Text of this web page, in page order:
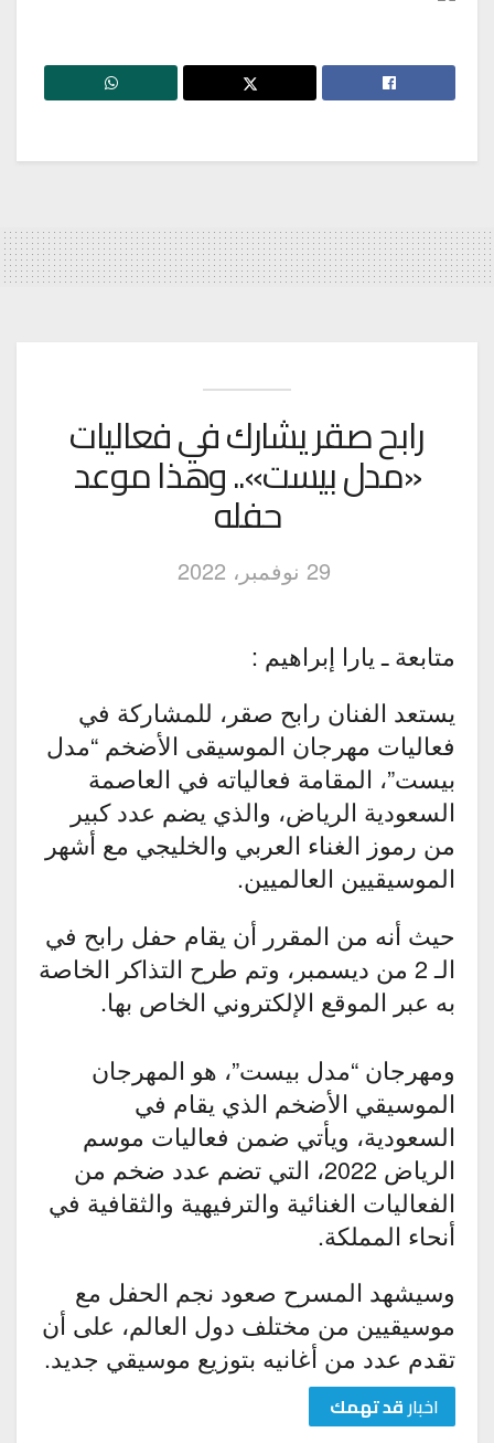
رابح صقر يشارك في فعاليات
«مدل بيست».. وهذا موعد
حفله
29 نوفمبر، 2022
متابعة ـ يارا إبراهيم :
يستعد الفنان رابح صقر، للمشاركة في
فعاليات مهرجان الموسيقى الأضخم “مدل
بيست”، المقامة فعالياته في العاصمة
السعودية الرياض، والذي يضم عدد كبير
من رموز الغناء العربي والخليجي مع أشهر
الموسيقيين العالميين.
حيث أنه من المقرر أن يقام حفل رابح في
الـ 2 من ديسمبر، وتم طرح التذاكر الخاصة
به عبر الموقع الإلكتروني الخاص بها.
ومهرجان “مدل بيست”، هو المهرجان
الموسيقي الأضخم الذي يقام في
السعودية، ويأتي ضمن فعاليات موسم
الرياض 2022، التي تضم عدد ضخم من
الفعاليات الغنائية والترفيهية والثقافية في
أنحاء المملكة.
وسيشهد المسرح صعود نجم الحفل مع
موسيقيين من مختلف دول العالم، على أن
تقدم عدد من أغانيه بتوزيع موسيقي جديد.
اخبارقد تهمك